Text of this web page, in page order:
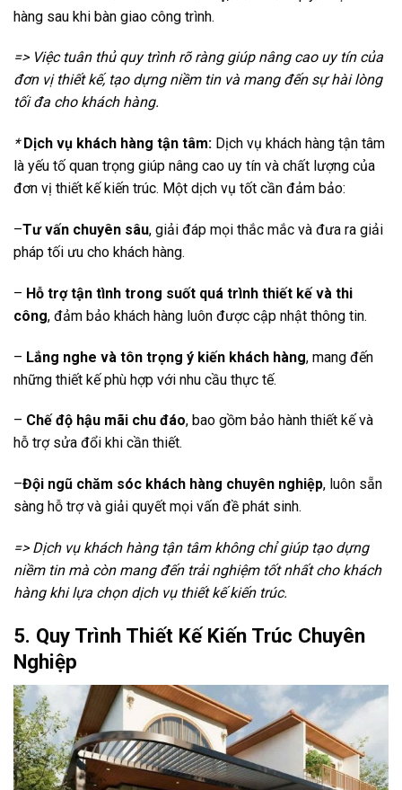
hàng sau khi bàn giao công trình.
=> Việc tuân thủ quy trình rõ ràng giúp nâng cao uy tín của
đơn vị thiết kế, tạo dựng niềm tin và mang đến sự hài lòng
tối đa cho khách hàng.
* Dịch vụ khách hàng tận tâm: Dịch vụ khách hàng tận tâm
là yếu tố quan trọng giúp nâng cao uy tín và chất lượng của
đơn vị thiết kế kiến trúc. Một dịch vụ tốt cần đảm bảo:
–Tư vấn chuyên sâu, giải đáp mọi thắc mắc và đưa ra giải
pháp tối ưu cho khách hàng.
– Hỗ trợ tận tình trong suốt quá trình thiết kế và thi
công, đảm bảo khách hàng luôn được cập nhật thông tin.
– Lắng nghe và tôn trọng ý kiến khách hàng, mang đến
những thiết kế phù hợp với nhu cầu thực tế.
– Chế độ hậu mãi chu đáo, bao gồm bảo hành thiết kế và
hỗ trợ sửa đổi khi cần thiết.
–Đội ngũ chăm sóc khách hàng chuyên nghiệp, luôn sẵn
sàng hỗ trợ và giải quyết mọi vấn đề phát sinh.
=> Dịch vụ khách hàng tận tâm không chỉ giúp tạo dựng
niềm tin mà còn mang đến trải nghiệm tốt nhất cho khách
hàng khi lựa chọn dịch vụ thiết kế kiến trúc.
5. Quy Trình Thiết Kế Kiến Trúc Chuyên
Nghiệp